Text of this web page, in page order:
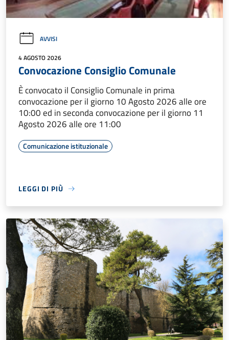
AVVISI
4 AGOSTO 2026
Convocazione Consiglio Comunale
È convocato il Consiglio Comunale in prima
convocazione per il giorno 10 Agosto 2026 alle ore
10:00 ed in seconda convocazione per il giorno 11
Agosto 2026 alle ore 11:00
Comunicazione istituzionale
LEGGI DI PIÙ